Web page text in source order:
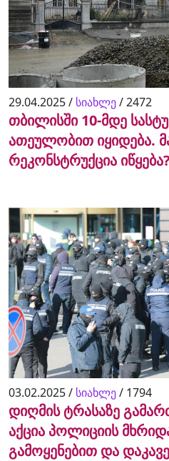
29.04.2025 / სიახლე/2472
თბილისში 10-მდე
ათეულობით იყიდება.
რეკონსტრუქცია იწყება?
03.02.2025 / სიახლე/ 1794
დიღმის ტრასაზე
აქცია პოლიციის
გამოყენებით და